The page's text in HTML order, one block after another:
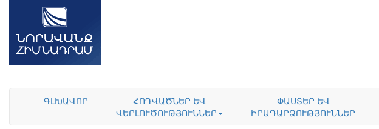
ԳԼԽԱՎՈՐ
ՀՈԴՎԱԾՆԵՐ ԵՎ
ՎԵՐԼՈՒԾՈՒԹՅՈՒՆՆԵՐ
ՓԱՍՏԵՐ ԵՎ
ԻՐԱԴԱՐՁՈՒԹՅՈՒՆՆԵՐ